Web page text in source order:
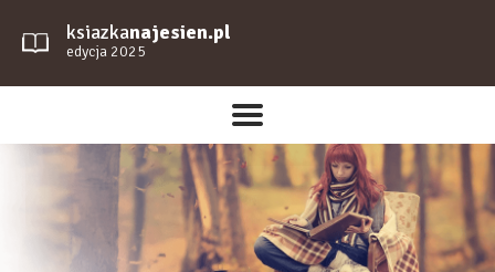
ksiazkanajesien.pl
edycja 2025